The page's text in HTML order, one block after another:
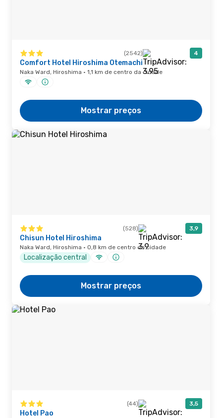
(2542) 4
Comfort Hotel Hiroshima Otemachi
Naka Ward, Hiroshima · 1,1 km de centro da cidade
Mostrar preços
(528) 3,9
Chisun Hotel Hiroshima
Naka Ward, Hiroshima · 0,8 km de centro da cidade
Localização central
Mostrar preços
(44) 3,5
Hotel Pao